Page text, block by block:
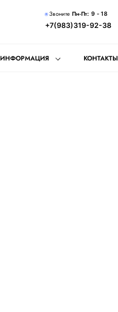
Звоните Пн-Пт: 9 - 18
+7(983)319-92-38
ИНФОРМАЦИЯ КОНТАКТЫ